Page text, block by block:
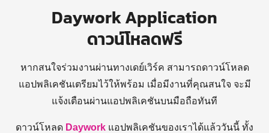
Daywork Application
ดาวน์โหลดฟรี
หากสนใจร่วมงานผ่านทางเดย์เวิร์ค สามารถดาวน์โหลด
แอปพลิเคชันเตรียมไว้ให้พร้อม เมื่อมีงานที่คุณสนใจ จะมี
แจ้งเตือนผ่านแอปพลิเคชันบนมือถือทันที
ดาวน์โหลด Daywork แอปพลิเคชันของเราได้แล้ววันนี้ ทั้ง